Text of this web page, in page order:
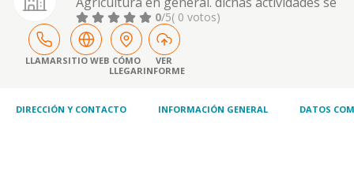
realizarán mediante el alta de la actividad
principal en el epígrafe 0113 del código
nacional de actividades económicas (c.n.a.e.).
si para el ejercicio de alguna de las
actividades anteriormente reseñada fuese
0/5( 0 votos)
LLAMARSITIO WEB CÓMO
LLEGAR
VER
INFORME
DIRECCIÓN Y CONTACTO INFORMACIÓN GENERAL DATOS